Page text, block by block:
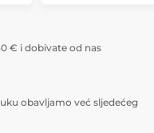
€ i dobivate od nas
obavljamo već sljedećeg